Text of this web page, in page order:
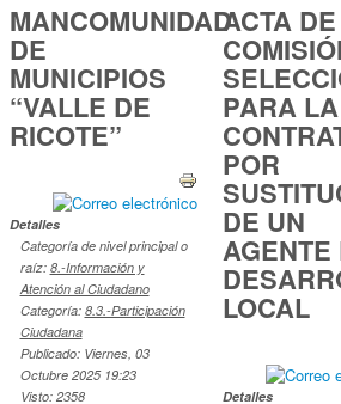
MANCOMUNIDAD
DE
MUNICIPIOS
“VALLE DE
RICOTE”
Detalles
Categoría de nivel principal o
raíz: 8.-Información y
Atención al Ciudadano
Categoría: 8.3.-Participación
Ciudadana
Publicado: Viernes, 03
Octubre 2025 19:23
Visto: 2358
ACTA
PARA LA
POR
DE UN
AGENTE
LOCAL
Detalles